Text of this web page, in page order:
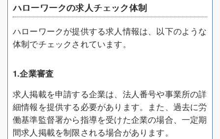
ハローワークの求人チェック体制
ハローワークが提供する求人情報は、以下のような
体制でチェックされています。
1.企業審査
求人掲載を申請する企業は、法人番号や事業所の詳
細情報を提供する必要があります。また、過去に労
働基準監督署から指導を受けた企業の場合、一定期
間求人掲載を制限される場合があります。